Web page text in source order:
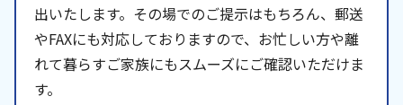
出いたします。その場でのご提示はもちろん、郵送
やFAXにも対応しておりますので、お忙しい方や離
れて暮らすご家族にもスムーズにご確認いただけま
す。